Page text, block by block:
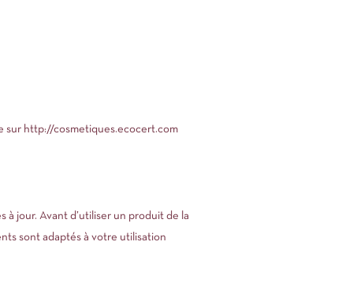
sur http://cosmetiques.ecocert.com
à jour. Avant d’utiliser un produit de la
sont adaptés à votre utilisation